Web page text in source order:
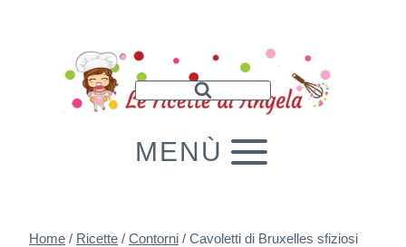
MENÙ
Home / Ricette / Contorni / Cavoletti di Bruxelles sfiziosi